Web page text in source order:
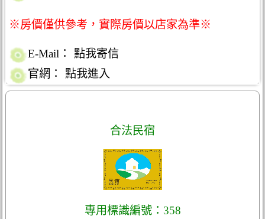
※房價僅供參考，實際房價以店家為準※
E-Mail：
點我寄信
官網：
點我進入
合法民宿
專用標識編號：358